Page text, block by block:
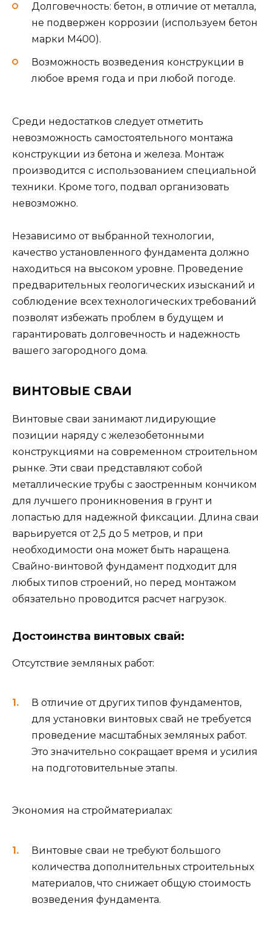
Долговечность: бетон, в отличие от металла,
не подвержен коррозии (используем бетон
марки М400).
Возможность возведения конструкции в
любое время года и при любой погоде.
Среди недостатков следует отметить
невозможность самостоятельного монтажа
конструкции из бетона и железа. Монтаж
производится с использованием специальной
техники. Кроме того, подвал организовать
невозможно.
Независимо от выбранной технологии,
качество установленного фундамента должно
находиться на высоком уровне. Проведение
предварительных геологических изысканий и
соблюдение всех технологических требований
позволят избежать проблем в будущем и
гарантировать долговечность и надежность
вашего загородного дома.
ВИНТОВЫЕ СВАИ
Винтовые сваи занимают лидирующие
позиции наряду с железобетонными
конструкциями на современном строительном
рынке. Эти сваи представляют собой
металлические трубы с заостренным кончиком
для лучшего проникновения в грунт и
лопастью для надежной фиксации. Длина сваи
варьируется от 2,5 до 5 метров, и при
необходимости она может быть наращена.
Свайно-винтовой фундамент подходит для
любых типов строений, но перед монтажом
обязательно проводится расчет нагрузок.
Достоинства винтовых свай:
Отсутствие земляных работ:
В отличие от других типов фундаментов,
для установки винтовых свай не требуется
проведение масштабных земляных работ.
Это значительно сокращает время и усилия
на подготовительные этапы.
Экономия на стройматериалах:
Винтовые сваи не требуют большого
количества дополнительных строительных
материалов, что снижает общую стоимость
возведения фундамента.